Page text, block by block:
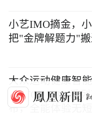
小艺IMO摘金，
把"金牌解题力"
大众运动健康智
WATCH GT 7系列
布，全能体验无短